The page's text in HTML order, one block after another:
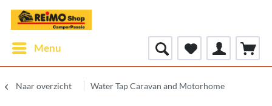
Menu
Naar overzicht Water Tap Caravan and Motorhome